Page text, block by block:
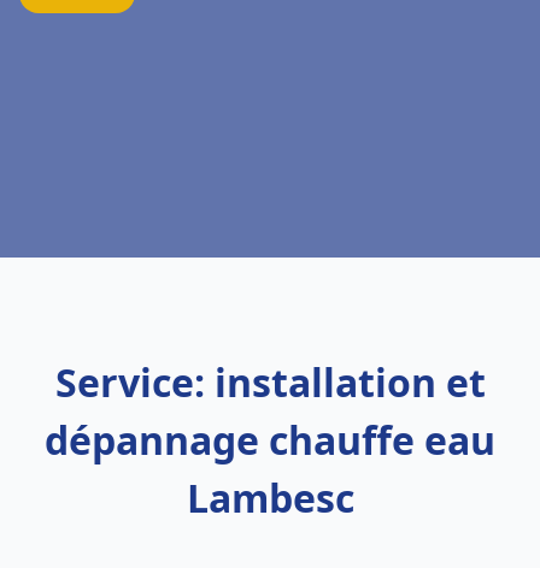
Service: installation et
dépannage chauffe eau
Lambesc